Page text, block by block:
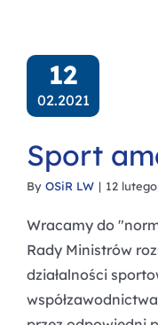
12
02.2021
Sport
By OSiR LW | 12
Wracamy do
Rady Ministrów
działalności